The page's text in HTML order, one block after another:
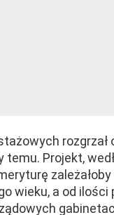
rozgrzał
temu. Projekt,
zależałoby
wieku, a od